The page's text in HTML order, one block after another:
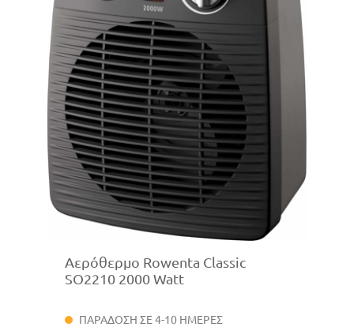
Αερόθερμο Rowenta Classic
SO2210 2000 Watt
ΠΑΡΑΔΟΣΗ ΣΕ 4-10 ΗΜΕΡΕΣ